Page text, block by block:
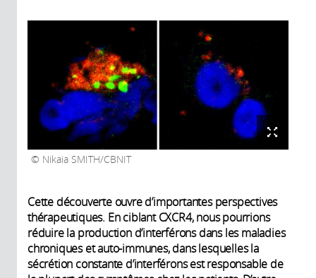
Nikaia SMITH/CBNIT
Cette découverte ouvre d’importantes perspectives
thérapeutiques. En ciblant CXCR4, nous pourrions
réduire la production d’interférons dans les maladies
chroniques et auto-immunes, dans lesquelles la
sécrétion constante d’interférons est responsable de